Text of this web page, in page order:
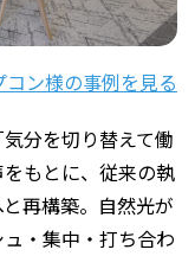
ン様の事例を見る
分を切り替えて働
もとに、従来の執
再構築。自然光が
・集中・打ち合わ